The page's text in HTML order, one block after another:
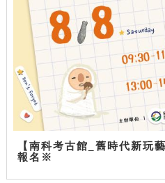
【南科考古館_舊時代新玩
報名※